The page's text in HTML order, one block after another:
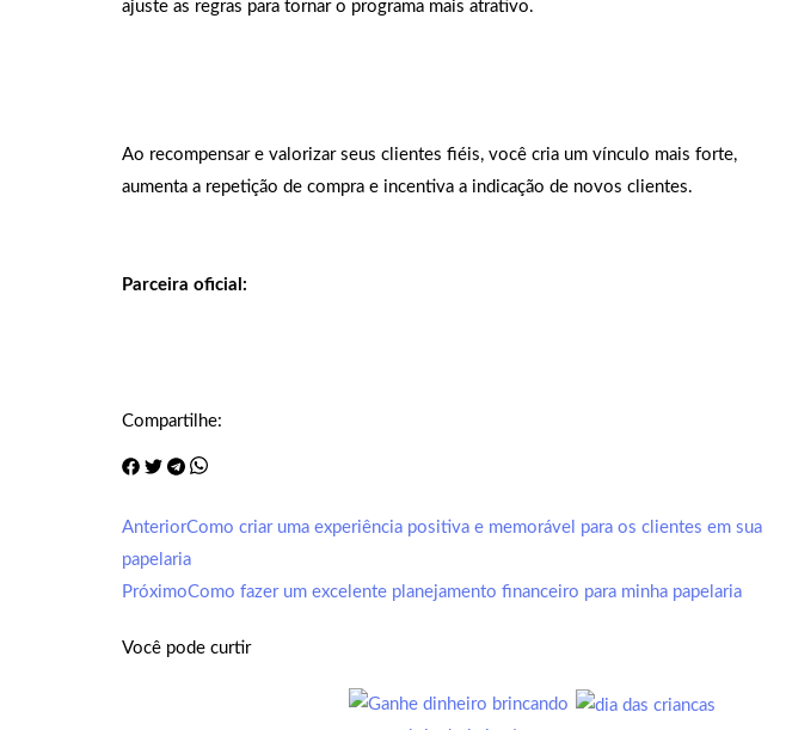
ajuste as regras para tornar o programa mais atrativo.
Ao recompensar e valorizar seus clientes fiéis, você cria um vínculo mais forte,
aumenta a repetição de compra e incentiva a indicação de novos clientes.
Parceira oficial:
Compartilhe:
AnteriorComo criar uma experiência positiva e memorável para os clientes em sua
papelaria
PróximoComo fazer um excelente planejamento financeiro para minha papelaria
Você pode curtir